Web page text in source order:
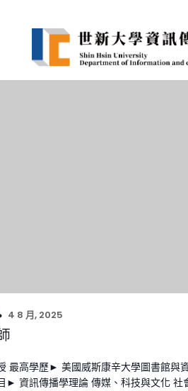
4 8 月, 2025
最高學歷► 美國威斯康辛大學圖書館與
► 資訊傳播學理論 傳媒、科技與文化 社